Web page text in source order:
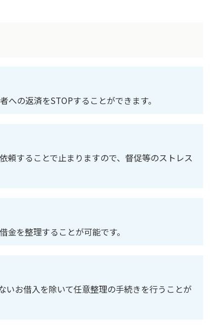
の返済をSTOPすることができます。
頼することで止まりますので、督促等のストレス
を整理することが可能です。
いお借入を除いて任意整理の手続きを行うことが